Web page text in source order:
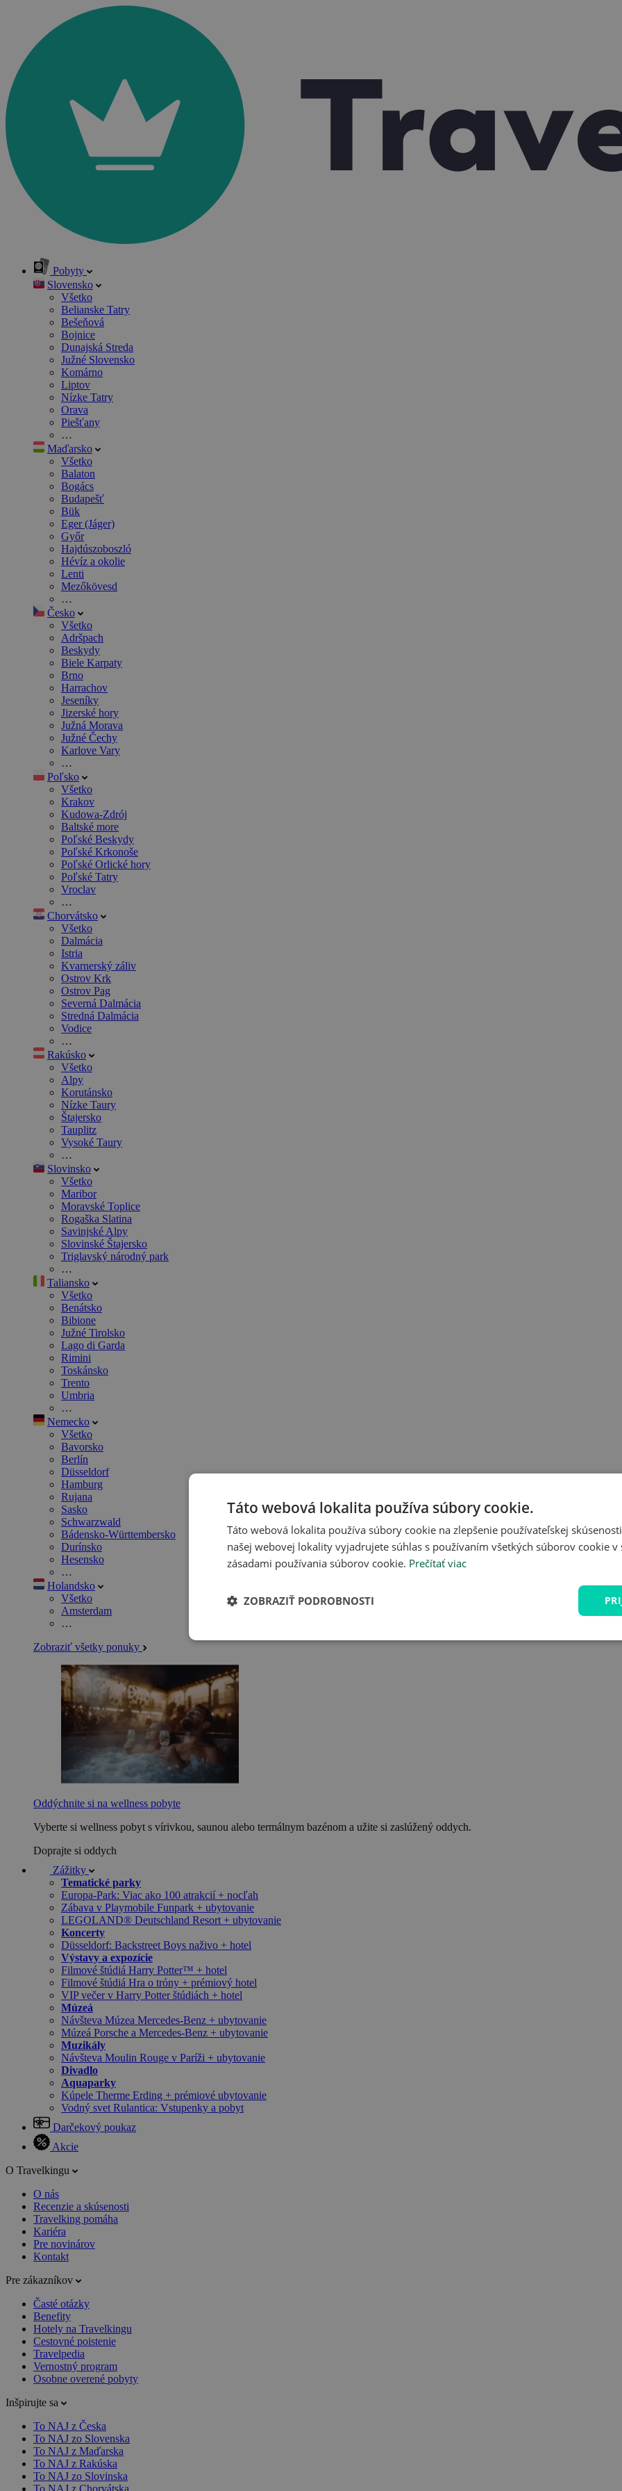
Pobyty
Slovensko
Všetko
Belianske Tatry
Bešeňová
Bojnice
Dunajská Streda
Južné Slovensko
Komárno
Liptov
Nízke Tatry
Orava
Piešťany
…
Maďarsko
Všetko
Balaton
Bogács
Budapešť
Bük
Eger (Jáger)
Győr
Hajdúszoboszló
Hévíz a okolie
Lenti
Mezőkövesd
…
Česko
Všetko
Adršpach
Beskydy
Biele Karpaty
Brno
Harrachov
Jeseníky
Jizerské hory
Južná Morava
Južné Čechy
Karlove Vary
…
Poľsko
Všetko
Krakov
Kudowa-Zdrój
Baltské more
Poľské Beskydy
Poľské Krkonoše
Poľské Orlické hory
Poľské Tatry
Vroclav
…
Chorvátsko
Všetko
Dalmácia
Istria
Kvarnerský záliv
Ostrov Krk
Ostrov Pag
Severná Dalmácia
Stredná Dalmácia
Vodice
…
Rakúsko
Všetko
Alpy
Korutánsko
Nízke Taury
Štajersko
Tauplitz
Vysoké Taury
…
Slovinsko
Všetko
Maribor
Moravské Toplice
Rogaška Slatina
Savinjské Alpy
Slovinské Štajersko
Triglavský národný park
…
Taliansko
Všetko
Benátsko
Bibione
Južné Tirolsko
Lago di Garda
Rimini
Toskánsko
Trento
Umbria
…
Nemecko
Všetko
Bavorsko
Berlín
Düsseldorf
Hamburg
Rujana
Sasko
Schwarzwald
Bádensko-Württembersko
Durínsko
Hesensko
…
Holandsko
Všetko
Amsterdam
…
Zobraziť všetky ponuky
Oddýchnite si na wellness pobyte
Vyberte si wellness pobyt s vírivkou, saunou alebo termálnym bazénom a užite si zaslúžený oddych.
Doprajte si oddych
Zážitky
Tematické parky
Europa-Park: Viac ako 100 atrakcií + nocľah
Zábava v Playmobile Funpark + ubytovanie
LEGOLAND® Deutschland Resort + ubytovanie
Koncerty
Düsseldorf: Backstreet Boys naživo + hotel
Výstavy a expozície
Filmové štúdiá Harry Potter™ + hotel
Filmové štúdiá Hra o tróny + prémiový hotel
VIP večer v Harry Potter štúdiách + hotel
Múzeá
Návšteva Múzea Mercedes-Benz + ubytovanie
Múzeá Porsche a Mercedes-Benz + ubytovanie
Muzikály
Návšteva Moulin Rouge v Paríži + ubytovanie
Divadlo
Aquaparky
Kúpele Therme Erding + prémiové ubytovanie
Vodný svet Rulantica: Vstupenky a pobyt
Darčekový poukaz
Akcie
O Travelkingu
O nás
Recenzie a skúsenosti
Travelking pomáha
Kariéra
Pre novinárov
Kontakt
Pre zákazníkov
Časté otázky
Benefity
Hotely na Travelkingu
Cestovné poistenie
Travelpedia
Vernostný program
Osobne overené pobyty
Inšpirujte sa
To NAJ z Česka
To NAJ zo Slovenska
To NAJ z Maďarska
To NAJ z Rakúska
To NAJ zo Slovinska
To NAJ z Chorvátska
Táto webová lokalita používa súbory cookie.
Táto webová lokalita používa súbory cookie na zlepšenie používateľskej
našej webovej lokality vyjadrujete súhlas s používaním všetkých súborov cookie v
zásadami používania súborov cookie. Prečítať viac
ZOBRAZIŤ PODROBNOSTI